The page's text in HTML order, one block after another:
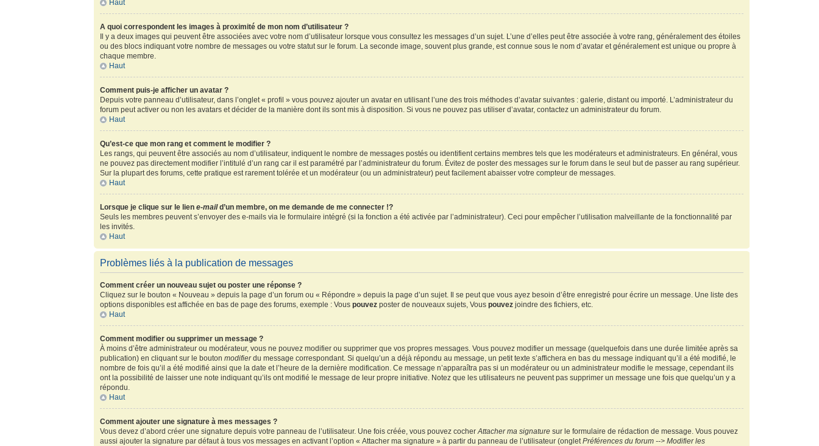
Haut
A quoi correspondent les images à proximité de mon nom d’utilisateur ?
Il y a deux images qui peuvent être associées avec votre nom d’utilisateur lorsque vous consultez les messages d’un sujet. L’une d’elles peut être associée à votre rang, généralement des étoiles
ou des blocs indiquant votre nombre de messages ou votre statut sur le forum. La seconde image, souvent plus grande, est connue sous le nom d’avatar et généralement est unique ou propre à
chaque membre.
Haut
Comment puis-je afficher un avatar ?
Depuis votre panneau d’utilisateur, dans l’onglet « profil » vous pouvez ajouter un avatar en utilisant l’une des trois méthodes d’avatar suivantes : galerie, distant ou importé. L’administrateur du
forum peut activer ou non les avatars et décider de la manière dont ils sont mis à disposition. Si vous ne pouvez pas utiliser d’avatar, contactez un administrateur du forum.
Haut
Qu’est-ce que mon rang et comment le modifier ?
Les rangs, qui peuvent être associés au nom d’utilisateur, indiquent le nombre de messages postés ou identifient certains membres tels que les modérateurs et administrateurs. En général, vous
ne pouvez pas directement modifier l’intitulé d’un rang car il est paramétré par l’administrateur du forum. Évitez de poster des messages sur le forum dans le seul but de passer au rang supérieur.
Sur la plupart des forums, cette pratique est rarement tolérée et un modérateur (ou un administrateur) peut facilement abaisser votre compteur de messages.
Haut
Lorsque je clique sur le liene-maild’un membre, on me demande de me connecter !?
Seuls les membres peuvent s’envoyer des e-mails via le formulaire intégré (si la fonction a été activée par l’administrateur). Ceci pour empêcher l’utilisation malveillante de la fonctionnalité par
les invités.
Haut
Problèmes liés à la publication de messages
Comment créer un nouveau sujet ou poster une réponse ?
Cliquez sur le bouton « Nouveau » depuis la page d’un forum ou « Répondre » depuis la page d’un sujet. Il se peut que vous ayez besoin d’être enregistré pour écrire un message. Une liste des
options disponibles est affichée en bas de page des forums, exemple : Vouspouvez poster de nouveaux sujets, Vouspouvez joindre des fichiers, etc.
Haut
Comment modifier ou supprimer un message ?
À moins d’être administrateur ou modérateur, vous ne pouvez modifier ou supprimer que vos propres messages. Vous pouvez modifier un message (quelquefois dans une durée limitée après sa
publication) en cliquant sur le boutonmodifierdu message correspondant. Si quelqu’un a déjà répondu au message, un petit texte s’affichera en bas du message indiquant qu’il a été modifié, le
nombre de fois qu’il a été modifié ainsi que la date et l’heure de la dernière modification. Ce message n’apparaîtra pas si un modérateur ou un administrateur modifie le message, cependant ils
ont la possibilité de laisser une note indiquant qu’ils ont modifié le message de leur propre initiative. Notez que les utilisateurs ne peuvent pas supprimer un message une fois que quelqu’un y a
répondu.
Haut
Comment ajouter une signature à mes messages ?
Vous devez d’abord créer une signature depuis votre panneau de l’utilisateur. Une fois créée, vous pouvez cocherAttacher ma signature sur le formulaire de rédaction de message. Vous pouvez
aussi ajouter la signature par défaut à tous vos messages en activant l’option « Attacher ma signature » à partir du panneau de l’utilisateur (ongletPréférences du forum --> Modifier les